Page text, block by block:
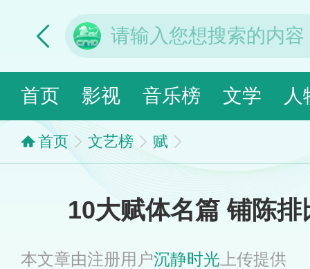
首页 影视 音乐榜 文学 人
首页 文艺榜 赋
10大赋体名篇 铺陈
本文章由注册用户沉静时光 上传提供